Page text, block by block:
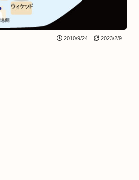
2010/9/24 2023/2/9